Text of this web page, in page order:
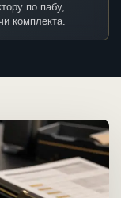
по пабу,
комплекта.